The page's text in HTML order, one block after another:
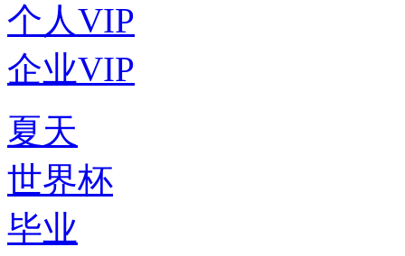
个人VIP
企业VIP
夏天
世界杯
毕业